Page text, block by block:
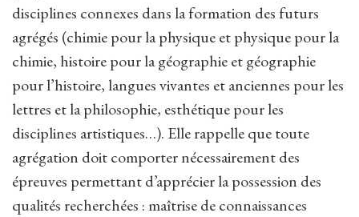
disciplines connexes dans la formation des futurs
agrégés (chimie pour la physique et physique pour la
chimie, histoire pour la géographie et géographie
pour l’histoire, langues vivantes et anciennes pour les
lettres et la philosophie, esthétique pour les
disciplines artistiques…). Elle rappelle que toute
agrégation doit comporter nécessairement des
épreuves permettant d’apprécier la possession des
qualités recherchées : maîtrise de connaissances